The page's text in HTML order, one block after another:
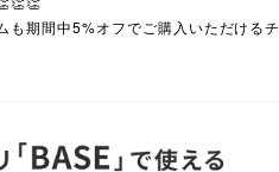
も期間中5%オフでご購入いただける